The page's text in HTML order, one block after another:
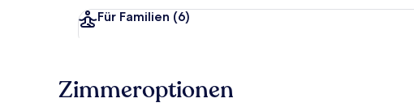
Für Familien (6)
Zimmeroptionen